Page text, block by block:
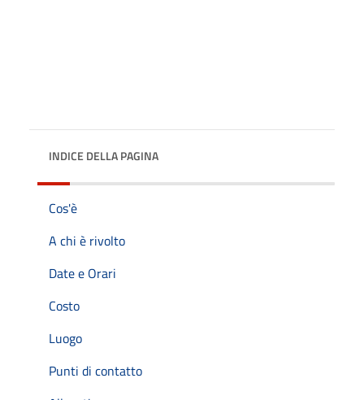
INDICE DELLA PAGINA
Cos'è
A chi è rivolto
Date e Orari
Costo
Luogo
Punti di contatto